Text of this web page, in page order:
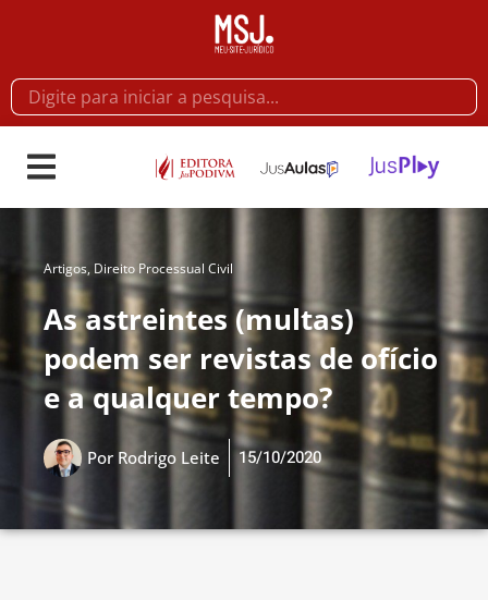
Artigos, Direito Processual Civil
As astreintes (multas)
podem ser revistas de ofício
e a qualquer tempo?
Por Rodrigo Leite 15/10/2020